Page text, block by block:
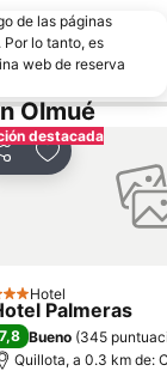
del Mar
e Historia Francisco Fonck
de las páginas
lo tanto, es
web de reserva
Olmué
destacada
Agregar a
Estrellas
Hotel
Palmeras
7,8 Bueno (345
Quillota, a 0.3 km de: